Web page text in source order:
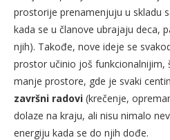
prostorije prenamenjuju u skladu
kada se u članove ubrajaju deca,
njih). Takođe, nove ideje se
prostor učinio još funkcionalnijim,
manje prostore, gde je svaki
završni radovi (krečenje,
dolaze na kraju, ali nisu nimalo
energiju kada se do njih dođe.